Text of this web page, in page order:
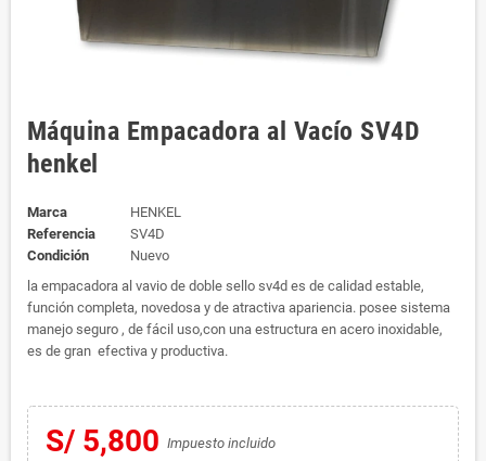
Máquina Empacadora al Vacío SV4D
henkel
Marca
HENKEL
Referencia
SV4D
Condición
Nuevo
la empacadora al vavio de doble sello sv4d es de calidad estable,
función completa, novedosa y de atractiva apariencia. posee sistema
manejo seguro , de fácil uso,con una estructura en acero inoxidable,
es de gran efectiva y productiva.
S/ 5,800 Impuesto incluido